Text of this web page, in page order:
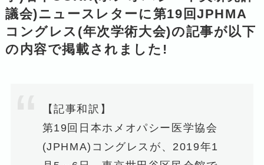
議会)ニュースレターに第19回JPHMA
コングレス(年次学術大会)の記事が以下
の内容で掲載されました!
【記事和訳】
第19回日本ホメオパシー医学協会
(JPHMA)コングレスが、2019年1